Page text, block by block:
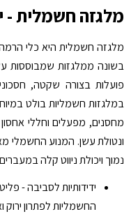
מלגזה חשמלית -
מלגזה חשמלית היא כלי
בשונה ממלגזות שמבוססות
פועלות בצורה שקטה,
במלגזות חשמליות בולט
מחסנים, מפעלים וחללי
ונטולת עשן. המנוע החשמלי
נמוך ויכולת ניווט קלה
ידידותיות לסביבה -
החשמליות לפתרון ירוק